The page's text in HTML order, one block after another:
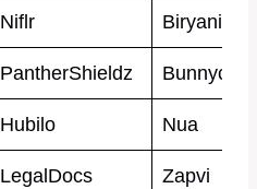
Niflr Biryani
PantherShieldz Bunnycart
Hubilo Nua
LegalDocs Zapvi